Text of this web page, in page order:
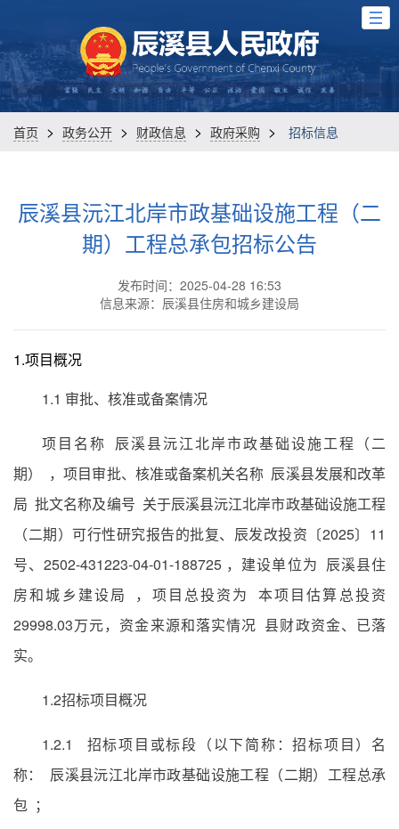
首页 > 政务公开 > 财政信息 > 政府采购 > 招标信息
辰溪县沅江北岸市政基础设施工程（二
期）工程总承包招标公告
发布时间：2025-04-28 16:53
信息来源：辰溪县住房和城乡建设局
1.项目概况
1.1 审批、核准或备案情况
项目名称 辰溪县沅江北岸市政基础设施工程（二
期） ，项目审批、核准或备案机关名称 辰溪县发展和改革
局 批文名称及编号 关于辰溪县沅江北岸市政基础设施工程
（二期）可行性研究报告的批复、辰发改投资〔2025〕11
号、2502-431223-04-01-188725 ，建设单位为 辰溪县住
房和城乡建设局 ，项目总投资为 本项目估算总投资
29998.03万元，资金来源和落实情况 县财政资金、已落
实。
1.2招标项目概况
1.2.1 招标项目或标段（以下简称：招标项目）名
称： 辰溪县沅江北岸市政基础设施工程（二期）工程总承
包 ；